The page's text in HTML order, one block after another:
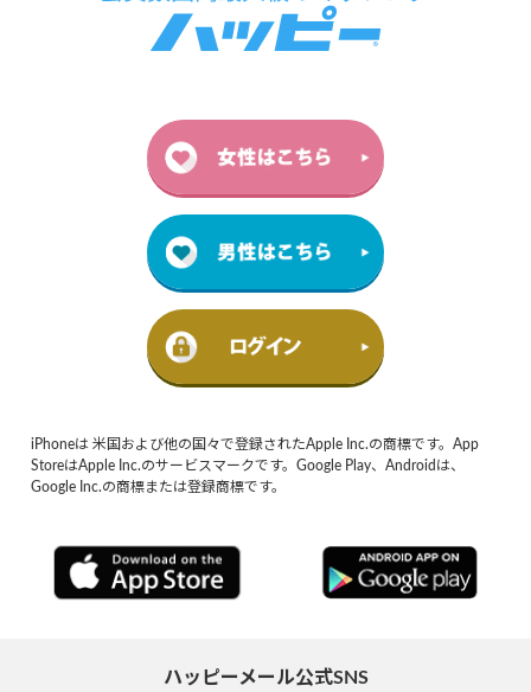
iPhoneは 米国および他の国々で登録されたApple Inc.の商標です。App
StoreはApple Inc.のサービスマークです。Google Play、Androidは、
Google Inc.の商標または登録商標です。
ハッピーメール公式SNS